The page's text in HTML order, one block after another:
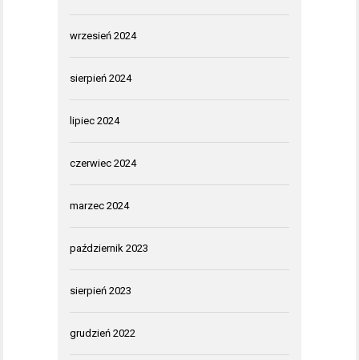
wrzesień 2024
sierpień 2024
lipiec 2024
czerwiec 2024
marzec 2024
październik 2023
sierpień 2023
grudzień 2022